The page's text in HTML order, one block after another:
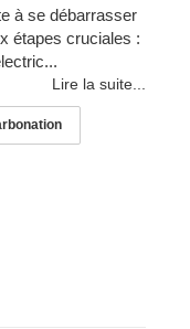
à se débarrasser
étapes cruciales :
Lire la suite...